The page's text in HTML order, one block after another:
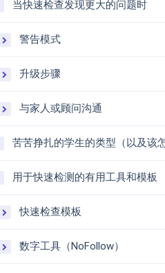
当快速检查发现更大的问题时
警告模式
升级步骤
与家人或顾问沟通
苦苦挣扎的学生的类型（以及该
用于快速检测的有用工具和模板
快速检查模板
数字工具（NoFollow）